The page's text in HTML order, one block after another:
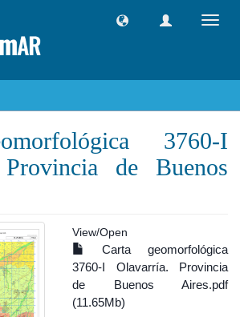
3760-I
de Buenos
View/Open
Carta geomorfológica
3760-I Olavarría. Provincia
de Buenos Aires.pdf
(11.65Mb)